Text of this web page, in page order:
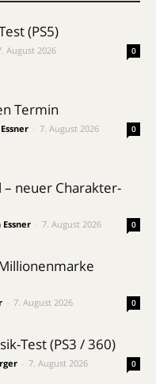
(PS5)
August 2026 0
Termin
7. August 2026 0
– neuer Charakter-
7. August 2026 0
7. August 2026 0
Test (PS3 / 360)
7. August 2026 0